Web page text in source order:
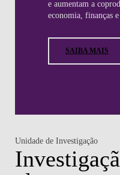
e aumentam a
economia, finanças e
SAIBA MAIS
Unidade de Investigação